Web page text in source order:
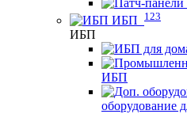
ИБП
123
ИБП
ИБП
оборудование